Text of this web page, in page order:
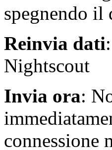
spegnendo il
Reinvia dati
Nightscout
Invia ora:
connessione